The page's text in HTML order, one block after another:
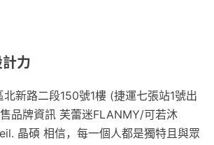
力
新路二段150號1樓 (捷運七張站1號出
品牌資訊 芙蕾迷FLANMY/可若沐
晶碩 相信，每一個人都是獨特且與眾